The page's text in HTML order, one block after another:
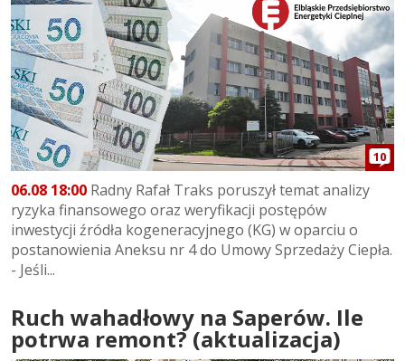
10
06.08 18:00 Radny Rafał Traks poruszył temat analizy
ryzyka finansowego oraz weryfikacji postępów
inwestycji źródła kogeneracyjnego (KG) w oparciu o
postanowienia Aneksu nr 4 do Umowy Sprzedaży Ciepła.
- Jeśli...
Ruch wahadłowy na Saperów. Ile
potrwa remont? (aktualizacja)